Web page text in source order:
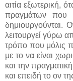
αιτία εξωτερική,
πραγμάτων που
δημιουργούνται.
λειτουργεί γύρω
τρόπο που μόλις
με το να είναι
και την
και επειδή το ον